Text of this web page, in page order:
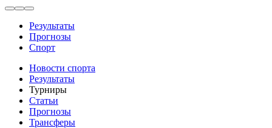
Результаты
Прогнозы
Спорт
Новости спорта
Результаты
Турниры
Статьи
Прогнозы
Трансферы